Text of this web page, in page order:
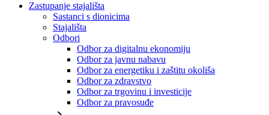
Zastupanje stajališta
Sastanci s dionicima
Stajališta
Odbori
Odbor za digitalnu ekonomiju
Odbor za javnu nabavu
Odbor za energetiku i zaštitu okoliša
Odbor za zdravstvo
Odbor za trgovinu i investicije
Odbor za pravosuđe